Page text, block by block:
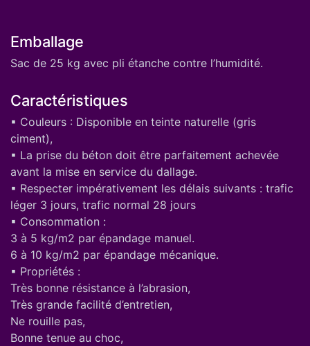
Emballage
Sac de 25 kg avec pli étanche contre l’humidité.
Caractéristiques
▪ Couleurs : Disponible en teinte naturelle (gris
ciment),
▪ La prise du béton doit être parfaitement achevée
avant la mise en service du dallage.
▪ Respecter impérativement les délais suivants : trafic
léger 3 jours, trafic normal 28 jours
▪ Consommation :
3 à 5 kg/m2 par épandage manuel.
6 à 10 kg/m2 par épandage mécanique.
▪ Propriétés :
Très bonne résistance à l’abrasion,
Très grande facilité d’entretien,
Ne rouille pas,
Bonne tenue au choc,